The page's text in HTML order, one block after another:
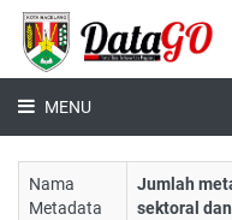
MENU
Nama
Metadata
Jumlah
sektoral